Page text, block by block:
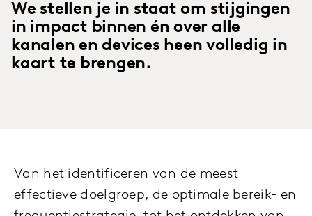
We stellen je in staat om stijgingen
in impact binnen én over alle
kanalen en devices heen volledig in
kaart te brengen.
Van het identificeren van de meest
effectieve doelgroep, de optimale bereik- en